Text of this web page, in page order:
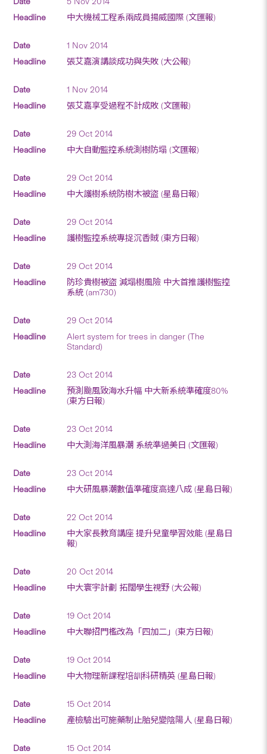
中大機械工程系兩成員揚威國際 (文匯報)
1 Nov 2014
張艾嘉演講談成功與失敗 (大公報)
1 Nov 2014
張艾嘉享受過程不計成敗 (文匯報)
29 Oct 2014
中大自動監控系統測樹防塌 (文匯報)
29 Oct 2014
中大護樹系統防樹木被盜 (星島日報)
29 Oct 2014
護樹監控系統專捉沉香賊 (東方日報)
29 Oct 2014
防珍貴樹被盜 減塌樹風險 中大首推護樹監控
系統 (am730)
29 Oct 2014
Alert system for trees in danger (The
Standard)
23 Oct 2014
預測颱風致海水升幅 中大新系統準確度80%
(東方日報)
23 Oct 2014
中大測海洋風暴潮 系統準過美日 (文匯報)
23 Oct 2014
中大研風暴潮數值準確度高達八成 (星島日報)
22 Oct 2014
中大家長教育講座 提升兒童學習效能 (星島日
報)
20 Oct 2014
中大寰宇計劃 拓闊學生視野 (大公報)
19 Oct 2014
中大聯招門檻改為「四加二」(東方日報)
19 Oct 2014
中大物理新課程培訓科研精英 (星島日報)
15 Oct 2014
產檢驗出可施藥制止胎兒變陰陽人 (星島日報)
15 Oct 2014